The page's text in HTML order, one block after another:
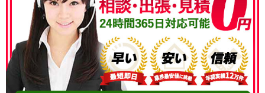
050-3186-4780